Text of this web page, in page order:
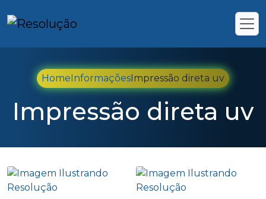
HomeInformaçõesImpressão direta uv
Impressão direta uv